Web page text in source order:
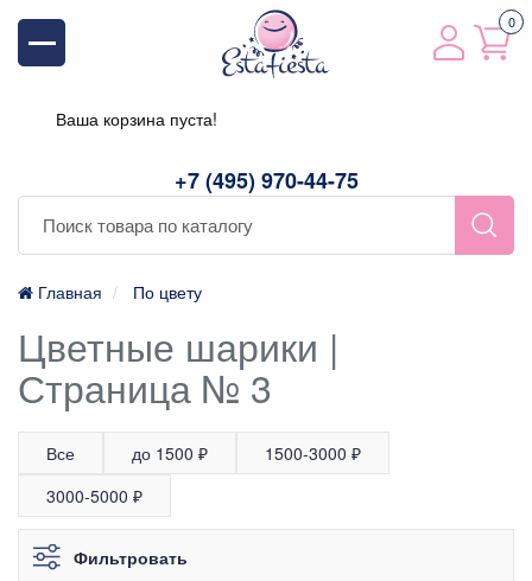
+7 (495) 970-44-75
0
Ваша корзина пуста!
Главная По цвету
Цветные шарики |
Страница № 3
Все до 1500 ₽
1500-3000 ₽
3000-5000 ₽
Фильтровать